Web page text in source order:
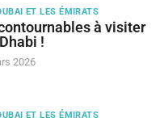
ET LES ÉMIRATS
à visiter
!
2026
ET LES ÉMIRATS